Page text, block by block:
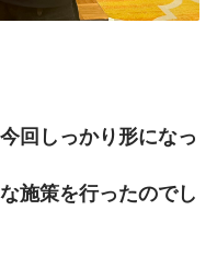
回しっかり形になっ
施策を行ったのでし